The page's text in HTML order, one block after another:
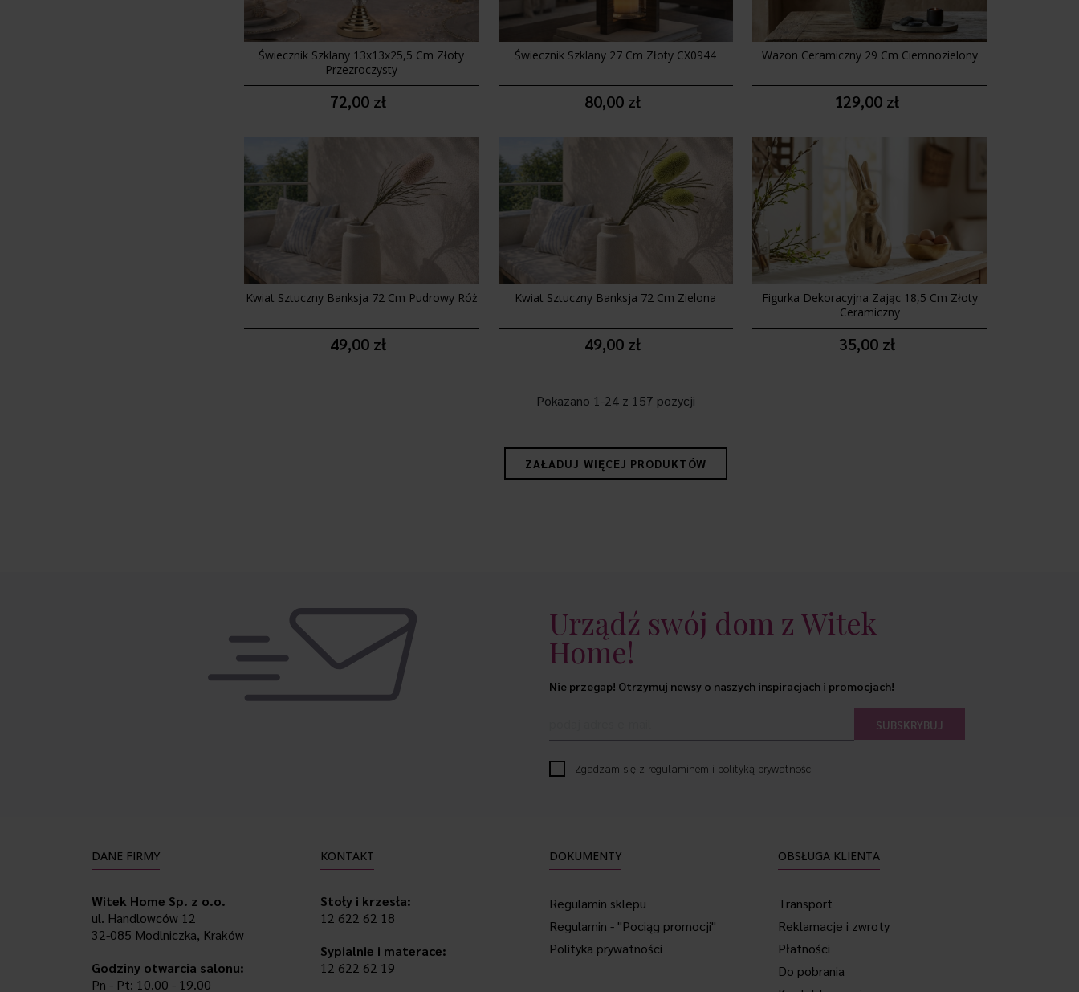
Świecznik Szklany 13x13x25,5 Cm Złoty
Przezroczysty
72,00 zł
Świecznik Szklany 27 Cm Złoty CX0944
80,00 zł
Wazon Ceramiczny 29 Cm Ciemnozielony
129,00 zł
Kwiat Sztuczny Banksja 72 Cm Pudrowy Róż
49,00 zł
Kwiat Sztuczny Banksja 72 Cm Zielona
49,00 zł
Figurka Dekoracyjna Zając 18,5 Cm Złoty
Ceramiczny
35,00 zł
Pokazano 1-24 z 157 pozycji
ZAŁADUJ WIĘCEJ PRODUKTÓW
Urządź swój dom z Witek
Home!
Nie przegap! Otrzymuj newsy o naszych inspiracjach i promocjach!
Zgadzam się z regulaminem i polityką prywatności
DANE FIRMY
Witek Home Sp. z o.o.
ul. Handlowców 12
32-085 Modlniczka, Kraków
Godziny otwarcia salonu:
Pn - Pt: 10.00 - 19.00
KONTAKT
Stoły i krzesła:
12 622 62 18
Sypialnie i materace:
12 622 62 19
DOKUMENTY
Regulamin sklepu
Regulamin - "Pociąg promocji"
Polityka prywatności
OBSŁUGA KLIENTA
Transport
Reklamacje i zwroty
Płatności
Do pobrania